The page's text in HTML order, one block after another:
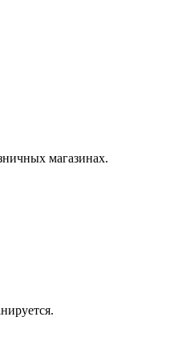
магазинах.